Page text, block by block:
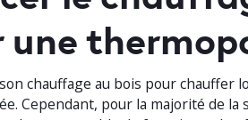
une
chauffage au bois pour chauffer
Cependant, pour la majorité de la